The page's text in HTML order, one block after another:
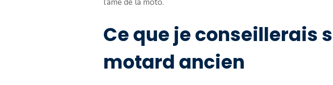
l’âme de la moto.
Ce que je conseillerais
motard ancien